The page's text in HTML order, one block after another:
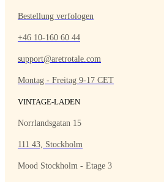
Bestellung verfologen
+46 10-160 60 44
support@aretrotale.com
Montag - Freitag 9-17 CET
VINTAGE-LADEN
Norrlandsgatan 15
111 43, Stockholm
Mood Stockholm - Etage 3